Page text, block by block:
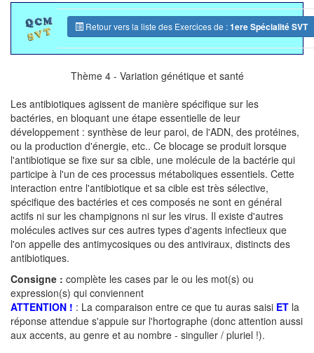
Retour vers la liste des Exercices de :1ere Spécialité SVT
Thème 4 - Variation génétique et santé
Les antibiotiques agissent de manière spécifique sur les
bactéries, en bloquant une étape essentielle de leur
développement : synthèse de leur paroi, de l'ADN, des protéines,
ou la production d'énergie, etc.. Ce blocage se produit lorsque
l'antibiotique se fixe sur sa cible, une molécule de la bactérie qui
participe à l'un de ces processus métaboliques essentiels. Cette
interaction entre l'antibiotique et sa cible est très sélective,
spécifique des bactéries et ces composés ne sont en général
actifs ni sur les champignons ni sur les virus. Il existe d'autres
molécules actives sur ces autres types d'agents infectieux que
l'on appelle des antimycosiques ou des antiviraux, distincts des
antibiotiques.
Consigne : complète les cases par le ou les mot(s) ou
expression(s) qui conviennent
ATTENTION ! : La comparaison entre ce que tu auras saisi ET la
réponse attendue s'appuie sur l'hortographe (donc attention aussi
aux accents, au genre et au nombre - singulier / pluriel !).